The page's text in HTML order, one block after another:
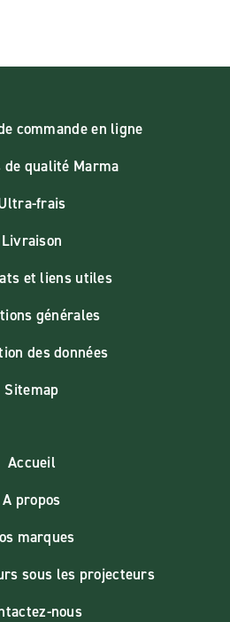
commande en ligne
de qualité Marma
frais
Livraison
et liens utiles
générales
des données
Sitemap
Accueil
A propos
marques
sous les projecteurs
nous